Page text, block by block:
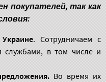
покупателей, так как
. Сотрудничаем с
службами, в том числе и
Во время их